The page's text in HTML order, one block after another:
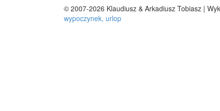
© 2007-2026 Klaudiusz & Arkadiusz Tobiasz |
wypoczynek, urlop